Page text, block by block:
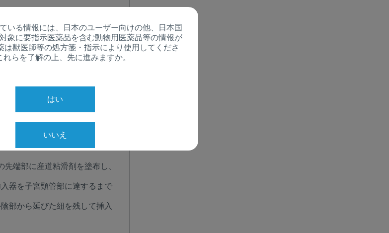
いる情報には、日本のユーザー向けの他、日本国
象に要指示医薬品を含む動物用医薬品等の情報が
は獣医師等の処方箋・指示により使用してくださ
れらを了解の上、先に進みますか。
はい
いいえ
アングル部）及び日局エストラ
）
端部に産道粘滑剤を塗布し、
器を子宮頸管部に達するまで
部から延びた紐を残して挿入